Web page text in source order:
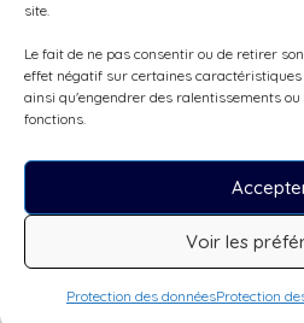
site.
Le fait de ne pas consentir ou de retirer
effet négatif sur certaines
ainsi qu'engendrer des ralentissements
fonctions.
Voir les
Protection des donnéesProtection
CHF75/jour
Excellent
Tous droits réservés,